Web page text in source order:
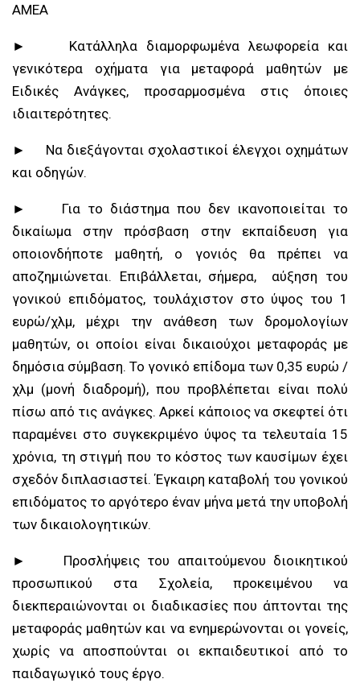
ΑΜΕΑ
► Κατάλληλα διαμορφωμένα λεωφορεία και
γενικότερα οχήματα για μεταφορά μαθητών με
Ειδικές Ανάγκες, προσαρμοσμένα στις όποιες
ιδιαιτερότητες.
► Να διεξάγονται σχολαστικοί έλεγχοι οχημάτων
και οδηγών.
► Για το διάστημα που δεν ικανοποιείται το
δικαίωμα στην πρόσβαση στην εκπαίδευση για
οποιονδήποτε μαθητή, ο γονιός θα πρέπει να
αποζημιώνεται. Επιβάλλεται, σήμερα, αύξηση του
γονικού επιδόματος, τουλάχιστον στο ύψος του 1
ευρώ/χλμ, μέχρι την ανάθεση των δρομολογίων
μαθητών, οι οποίοι είναι δικαιούχοι μεταφοράς με
δημόσια σύμβαση. Το γονικό επίδομα των 0,35 ευρώ /
χλμ (μονή διαδρομή), που προβλέπεται είναι πολύ
πίσω από τις ανάγκες. Αρκεί κάποιος να σκεφτεί ότι
παραμένει στο συγκεκριμένο ύψος τα τελευταία 15
χρόνια, τη στιγμή που το κόστος των καυσίμων έχει
σχεδόν διπλασιαστεί. Έγκαιρη καταβολή του γονικού
επιδόματος το αργότερο έναν μήνα μετά την υποβολή
των δικαιολογητικών.
► Προσλήψεις του απαιτούμενου διοικητικού
προσωπικού στα Σχολεία, προκειμένου να
διεκπεραιώνονται οι διαδικασίες που άπτονται της
μεταφοράς μαθητών και να ενημερώνονται οι γονείς,
χωρίς να αποσπούνται οι εκπαιδευτικοί από το
παιδαγωγικό τους έργο.